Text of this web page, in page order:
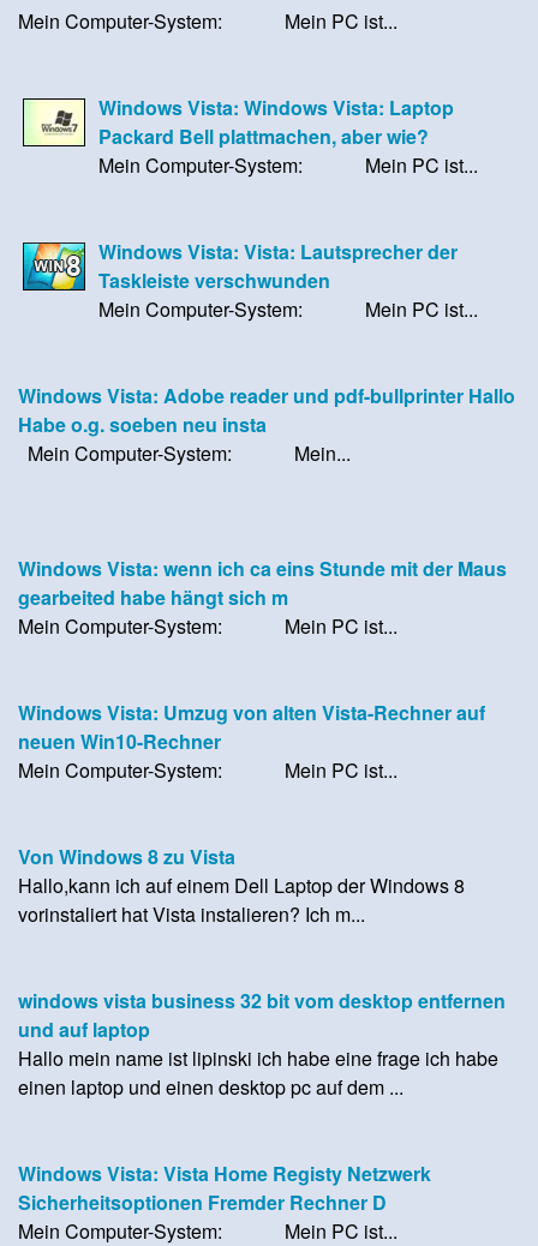
Mein Computer-System: Mein PC ist...
Windows Vista: Windows Vista: Laptop
Packard Bell plattmachen, aber wie?
Mein Computer-System: Mein PC ist...
Windows Vista: Vista: Lautsprecher der
Taskleiste verschwunden
Mein Computer-System: Mein PC ist...
Windows Vista: Adobe reader und pdf-bullprinter Hallo
Habe o.g. soeben neu insta
Mein Computer-System: Mein...
Windows Vista: wenn ich ca eins Stunde mit der Maus
gearbeited habe hängt sich m
Mein Computer-System: Mein PC ist...
Windows Vista: Umzug von alten Vista-Rechner auf
neuen Win10-Rechner
Mein Computer-System: Mein PC ist...
Von Windows 8 zu Vista
Hallo,kann ich auf einem Dell Laptop der Windows 8
vorinstaliert hat Vista instalieren? Ich m...
windows vista business 32 bit vom desktop entfernen
und auf laptop
Hallo mein name ist lipinski ich habe eine frage ich habe
einen laptop und einen desktop pc auf dem ...
Windows Vista: Vista Home Registy Netzwerk
Sicherheitsoptionen Fremder Rechner D
Mein Computer-System: Mein PC ist...